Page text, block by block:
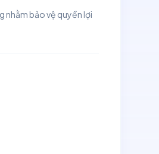
nhằm bảo vệ quyền lợi